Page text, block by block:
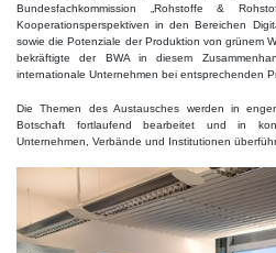
Bundesfachkommission „Rohstoffe &
Kooperationsperspektiven in den Bereichen
sowie die Potenziale der Produktion von grünem
bekräftigte der BWA in diesem
internationale Unternehmen bei entsprechenden
Die Themen des Austausches werden in
Botschaft fortlaufend bearbeitet und in
Unternehmen, Verbände und Institutionen